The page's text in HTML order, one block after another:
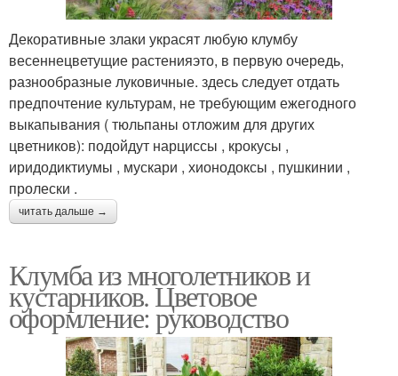
Декоративные злаки украсят любую клумбу
весеннецветущие растенияэто, в первую очередь,
разнообразные луковичные. здесь следует отдать
предпочтение культурам, не требующим ежегодного
выкапывания ( тюльпаны отложим для других
цветников): подойдут нарциссы , крокусы ,
иридодиктиумы , мускари , хионодоксы , пушкинии ,
пролески .
читать дальше →
Клумба из многолетников и
кустарников. Цветовое
оформление: руководство